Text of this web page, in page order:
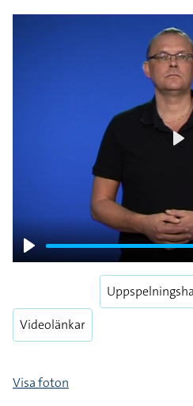
Play
Videolänkar
Visa foton